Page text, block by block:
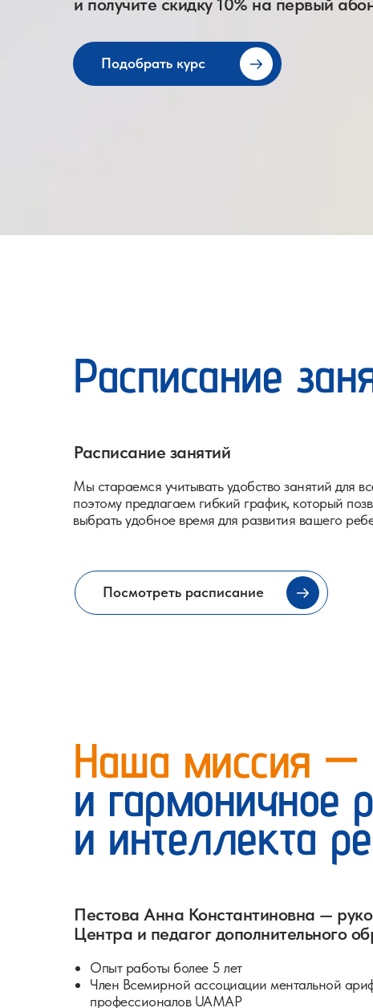
Подобрать курс
Расписание
Посмотреть расписание
Расписание занятий
Мы стараемся учитывать удобство занятий для
поэтому предлагаем гибкий график, который
выбрать удобное время для развития вашего
Наша миссия —
и гармоничное
и интеллекта
Пестова Анна Константиновна —
Центра и педагог дополнительного
Опыт работы более 5 лет
Член Всемирной ассоциации ментальной
профессионалов UAMAP